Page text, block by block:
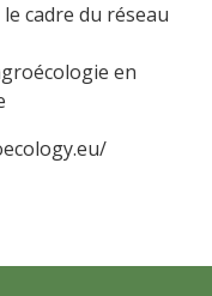
cadre du réseau
en